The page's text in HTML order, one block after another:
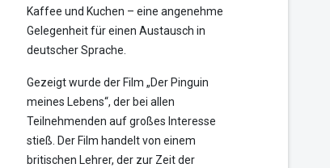
Kaffee und Kuchen – eine angenehme
Gelegenheit für einen Austausch in
deutscher Sprache.
Gezeigt wurde der Film „Der Pinguin
meines Lebens“, der bei allen
Teilnehmenden auf großes Interesse
stieß. Der Film handelt von einem
britischen Lehrer, der zur Zeit der